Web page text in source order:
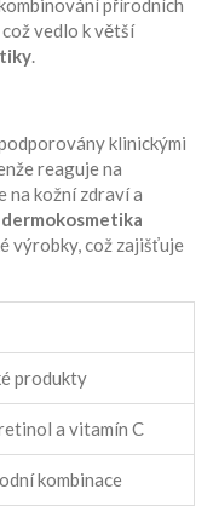
přírodních
vedlo k větší
.
klinickými
reaguje na
na kožní zdraví a
dermokosmetika
výrobky, což zajišťuje
produkty
a vitamín C
kombinace